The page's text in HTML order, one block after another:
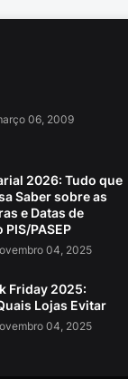
06, 2009
2026: Tudo que
Saber sobre as
e Datas de
PASEP
04, 2025
Friday 2025:
Lojas Evitar
04, 2025